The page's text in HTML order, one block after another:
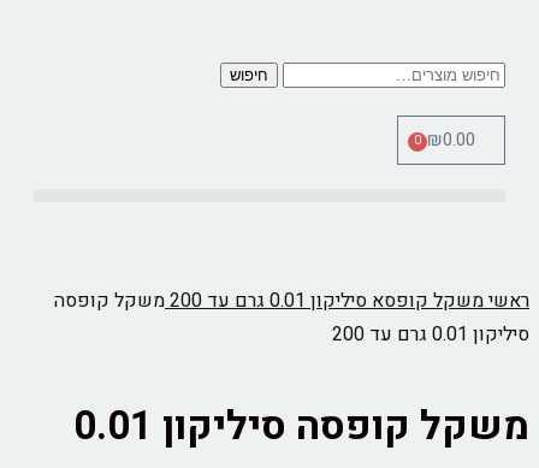
חיפוש
₪0.00
0
ראשימשקל קופסא סיליקון 0.01 גרם עד 200
משקל קופסה
סיליקון 0.01 גרם עד 200
משקל קופסה סיליקון 0.01